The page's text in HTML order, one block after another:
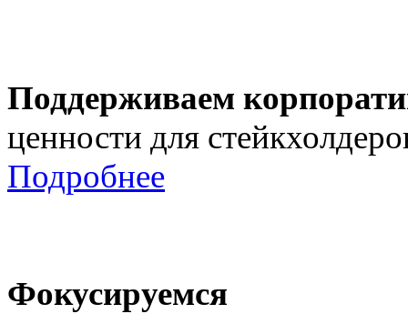
Поддерживаем
ценности для
Подробнее
Фокусируемся